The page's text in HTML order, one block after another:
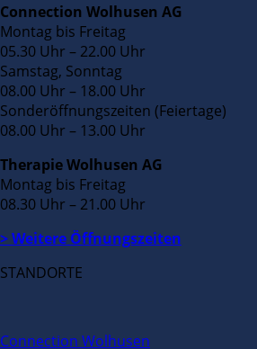
Connection Wolhusen AG
Montag bis Freitag
05.30 Uhr – 22.00 Uhr
Samstag, Sonntag
08.00 Uhr – 18.00 Uhr
Sonderöffnungszeiten (Feiertage)
08.00 Uhr – 13.00 Uhr
Therapie Wolhusen AG
Montag bis Freitag
08.30 Uhr – 21.00 Uhr
> Weitere Öffnungszeiten
STANDORTE
Connection Wolhusen